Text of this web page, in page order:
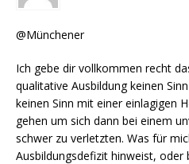
@Münchener
Ich gebe dir vollkommen recht
qualitative Ausbildung keinen
keinen Sinn mit einer einlagigen
gehen um sich dann bei einem
schwer zu verletzten. Was für
Ausbildungsdefizit hinweist, oder